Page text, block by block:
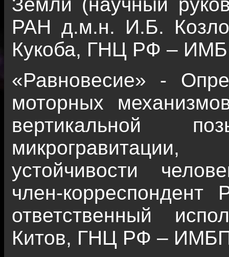
РАН д.м.н. И.Б.
Кукоба, ГНЦ РФ –
«Равновесие» -
моторных
вертикальной
устойчивости
член-
ответственный
Китов, ГНЦ РФ –